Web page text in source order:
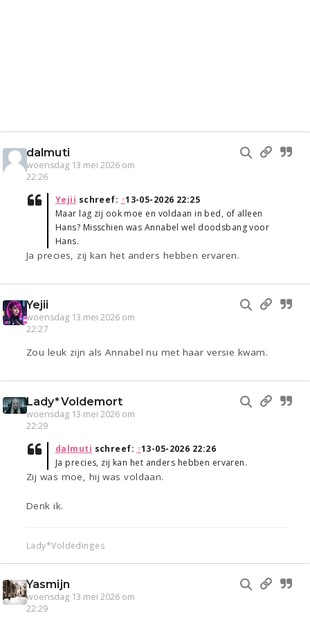
dalmuti
woensdag 13 mei 2026 om
22:26
Yejii schreef: ↑13-05-2026 22:25
Maar lag zij ook moe en voldaan in bed, of alleen
Hans? Misschien was Annabel wel doodsbang voor
Hans.
Ja precies, zij kan het anders hebben ervaren.
Yejii
woensdag 13 mei 2026 om
22:27
Zou leuk zijn als Annabel nu met haar versie kwam.
Lady*Voldemort
woensdag 13 mei 2026 om
22:29
dalmuti schreef: ↑13-05-2026 22:26
Ja precies, zij kan het anders hebben ervaren.
Zij was moe, hij was voldaan.
Denk ik.
Lady*Voldedinges
Yasmijn
woensdag 13 mei 2026 om
22:29